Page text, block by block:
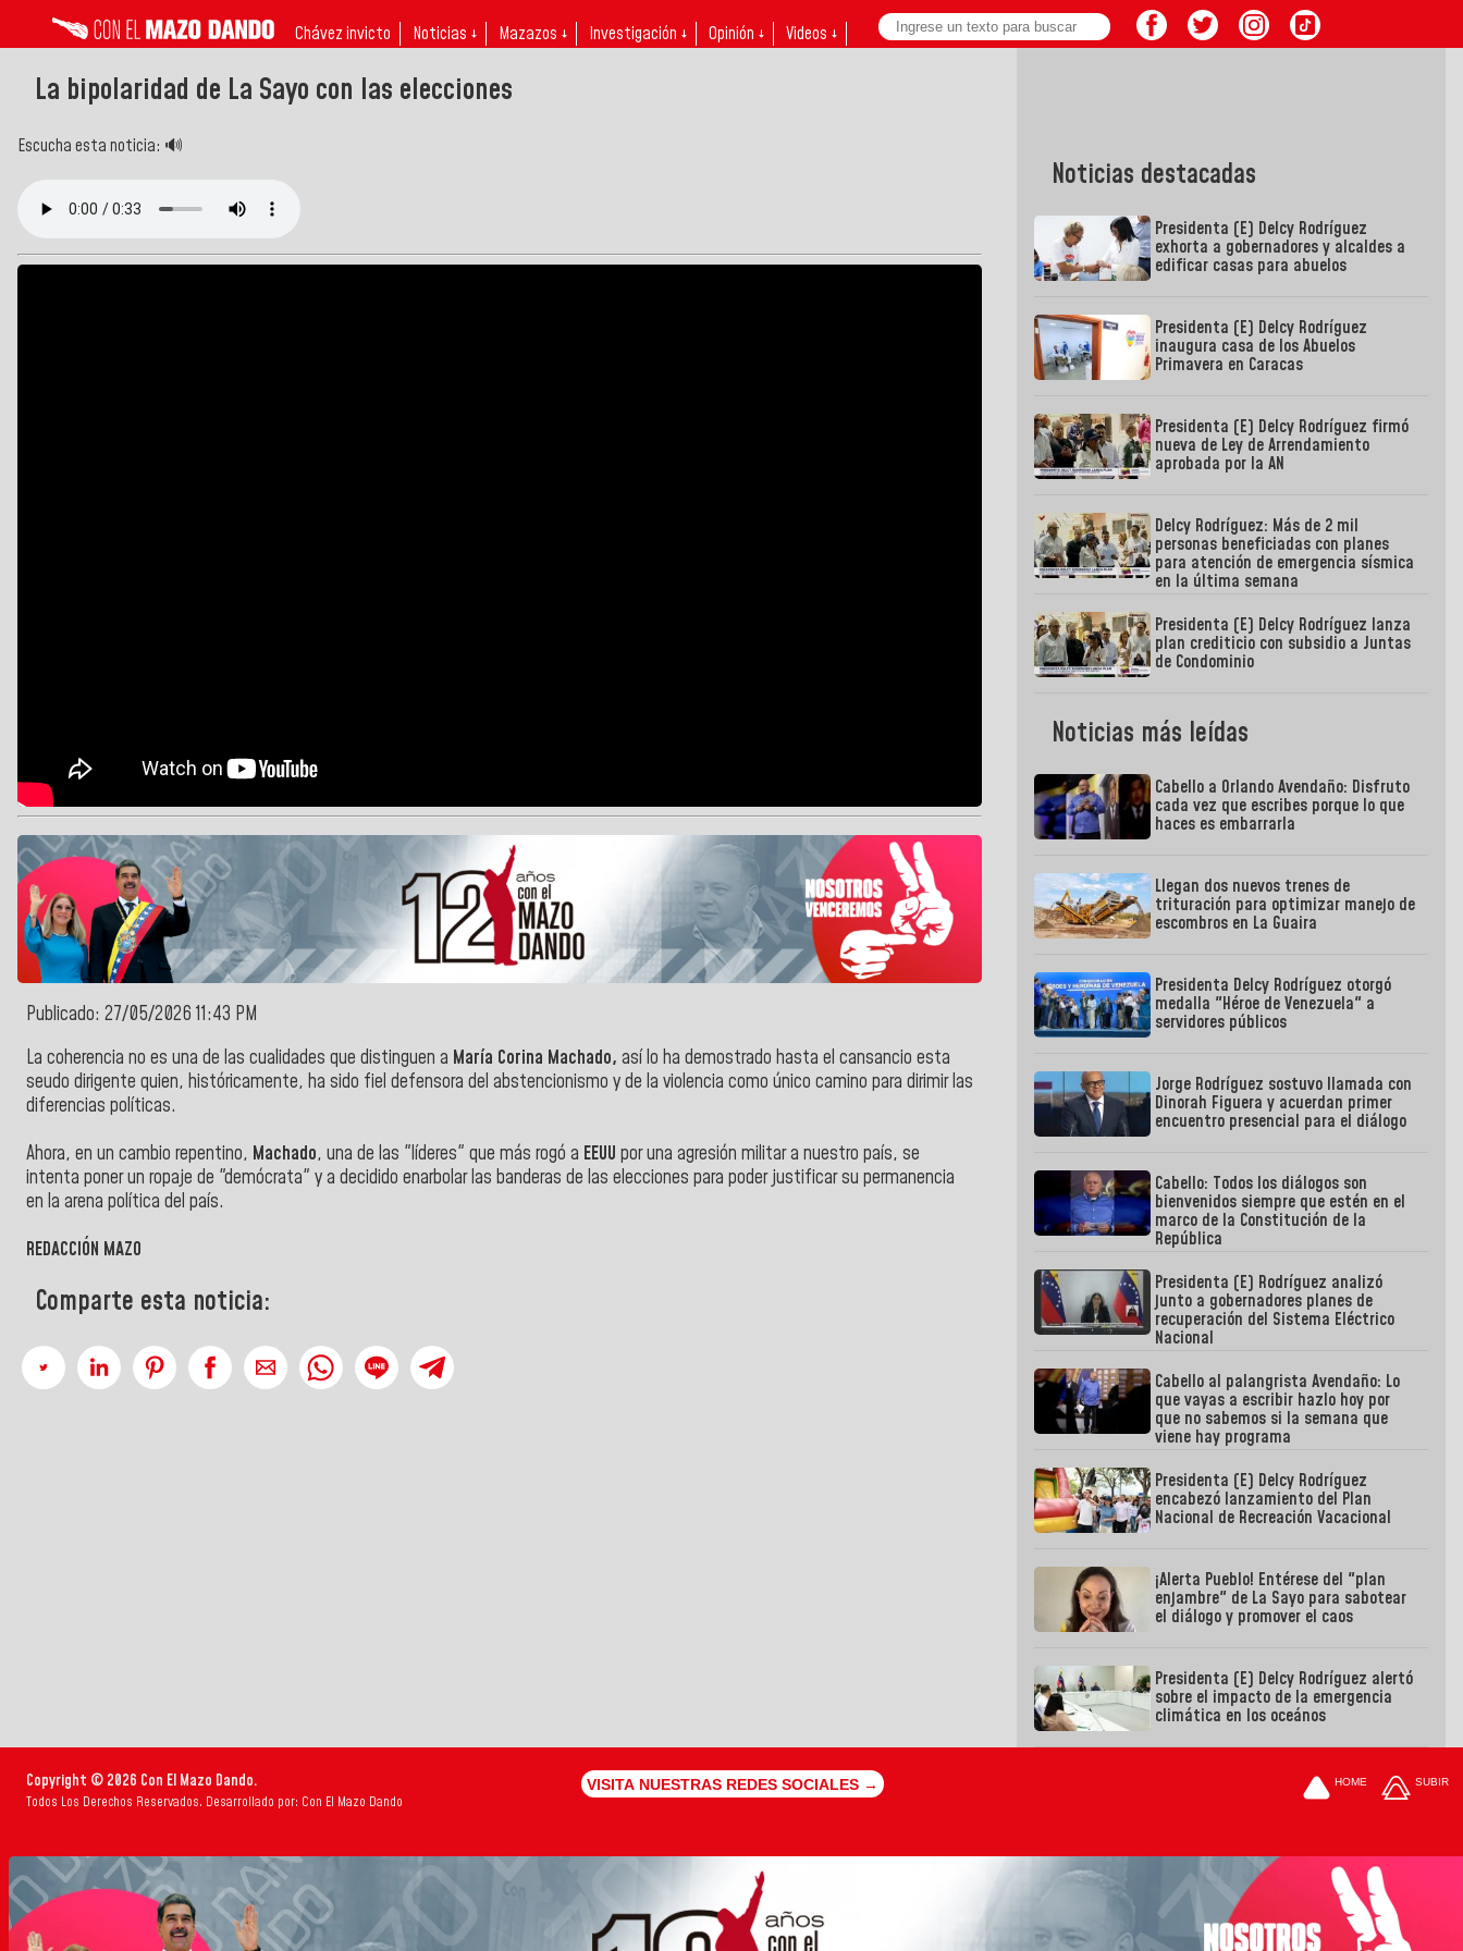
Chávez invicto Noticias ↓ Mazazos ↓ Investigación ↓ Opinión ↓ Videos ↓
La bipolaridad de La Sayo con las elecciones
Escucha esta noticia: 🔊
Publicado: 27/05/2026 11:43 PM
La coherencia no es una de las cualidades que distinguen a María Corina Machado, así lo ha demostrado hasta el cansancio esta
seudo dirigente quien, históricamente, ha sido fiel defensora del abstencionismo y de la violencia como único camino para dirimir las
diferencias políticas.
Ahora, en un cambio repentino, Machado, una de las "líderes" que más rogó a EEUU por una agresión militar a nuestro país, se
intenta poner un ropaje de "demócrata" y a decidido enarbolar las banderas de las elecciones para poder justificar su permanencia
en la arena política del país.
REDACCIÓN MAZO
Comparte esta noticia:
Noticias destacadas
Presidenta (E) Delcy Rodríguez
exhorta a gobernadores y alcaldes a
edificar casas para abuelos
Presidenta (E) Delcy Rodríguez
inaugura casa de los Abuelos
Primavera en Caracas
Presidenta (E) Delcy Rodríguez firmó
nueva de Ley de Arrendamiento
aprobada por la AN
Delcy Rodríguez: Más de 2 mil
personas beneficiadas con planes
para atención de emergencia sísmica
en la última semana
Presidenta (E) Delcy Rodríguez lanza
plan crediticio con subsidio a Juntas
de Condominio
Noticias más leídas
Cabello a Orlando Avendaño: Disfruto
cada vez que escribes porque lo que
haces es embarrarla
Llegan dos nuevos trenes de
trituración para optimizar manejo de
escombros en La Guaira
Presidenta Delcy Rodríguez otorgó
medalla "Héroe de Venezuela" a
servidores públicos
Jorge Rodríguez sostuvo llamada con
Dinorah Figuera y acuerdan primer
encuentro presencial para el diálogo
Cabello: Todos los diálogos son
bienvenidos siempre que estén en el
marco de la Constitución de la
República
Presidenta (E) Rodríguez analizó
junto a gobernadores planes de
recuperación del Sistema Eléctrico
Nacional
Cabello al palangrista Avendaño: Lo
que vayas a escribir hazlo hoy por
que no sabemos si la semana que
viene hay programa
Presidenta (E) Delcy Rodríguez
encabezó lanzamiento del Plan
Nacional de Recreación Vacacional
¡Alerta Pueblo! Entérese del "plan
enjambre" de La Sayo para sabotear
el diálogo y promover el caos
Presidenta (E) Delcy Rodríguez alertó
sobre el impacto de la emergencia
climática en los oceános
Copyright © 2026 Con El Mazo Dando.
Todos Los Derechos Reservados. Desarrollado por: Con El Mazo Dando
VISITA NUESTRAS REDES SOCIALES → HOME SUBIR